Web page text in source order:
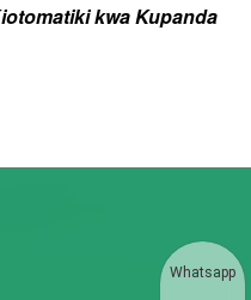
kwa Kupanda
Whatsapp